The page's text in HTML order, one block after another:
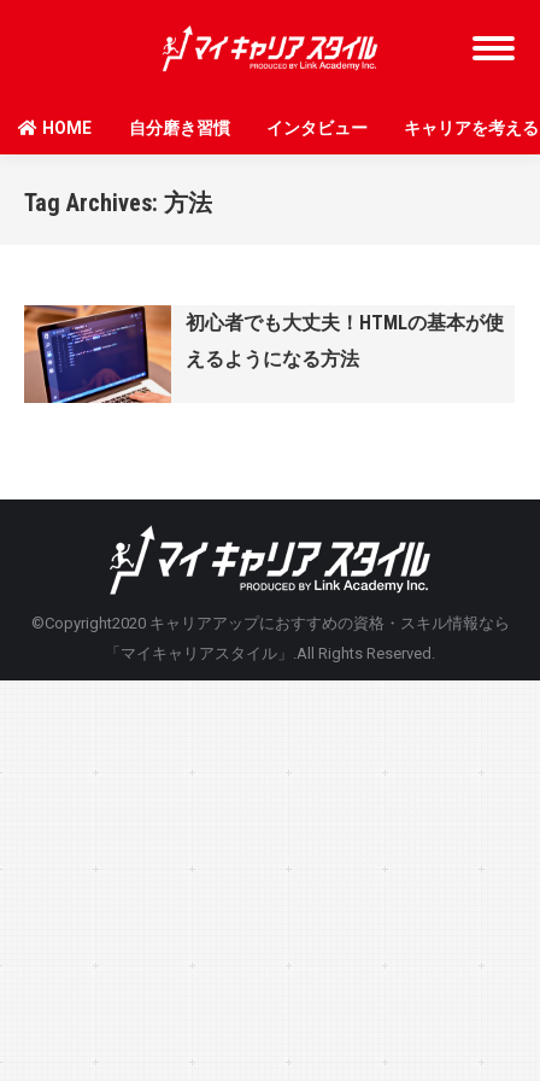
HOME 自分磨き習慣 インタビュー キャリアを考える
Tag Archives: 方法
初心者でも大丈夫！HTMLの基本が使
えるようになる方法
©Copyright2020 キャリアアップにおすすめの資格・スキル情報なら
「マイキャリアスタイル」 .All Rights Reserved.